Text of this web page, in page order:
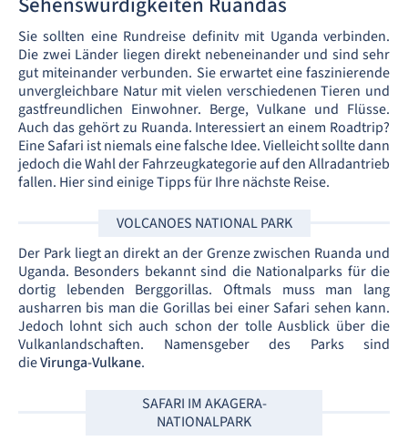
Sie sollten eine Rundreise definitv mit Uganda verbinden.
Die zwei Länder liegen direkt nebeneinander und sind sehr
gut miteinander verbunden. Sie erwartet eine faszinierende
unvergleichbare Natur mit vielen verschiedenen Tieren und
gastfreundlichen Einwohner. Berge, Vulkane und Flüsse.
Auch das gehört zu Ruanda. Interessiert an einem Roadtrip?
Eine Safari ist niemals eine falsche Idee. Vielleicht sollte dann
jedoch die Wahl der Fahrzeugkategorie auf den Allradantrieb
fallen. Hier sind einige Tipps für Ihre nächste Reise.
VOLCANOES NATIONAL PARK
Der Park liegt an direkt an der Grenze zwischen Ruanda und
Uganda. Besonders bekannt sind die Nationalparks für die
dortig lebenden Berggorillas. Oftmals muss man lang
ausharren bis man die Gorillas bei einer Safari sehen kann.
Jedoch lohnt sich auch schon der tolle Ausblick über die
Vulkanlandschaften. Namensgeber des Parks sind
dieVirunga-Vulkane.
SAFARI IM AKAGERA-
NATIONALPARK